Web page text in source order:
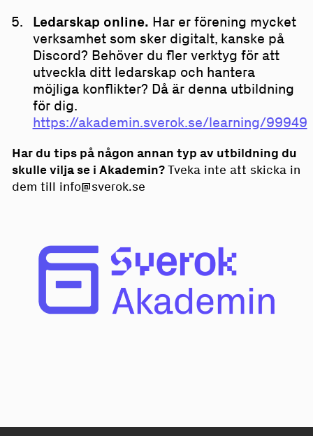
Ledarskap online. Har er förening mycket
verksamhet som sker digitalt, kanske på
Discord? Behöver du fler verktyg för att
utveckla ditt ledarskap och hantera
möjliga konflikter? Då är denna utbildning
för dig.
https://akademin.sverok.se/learning/99949
Har du tips på någon annan typ av utbildning du
skulle vilja se i Akademin?Tveka inte att skicka in
dem till info@sverok.se